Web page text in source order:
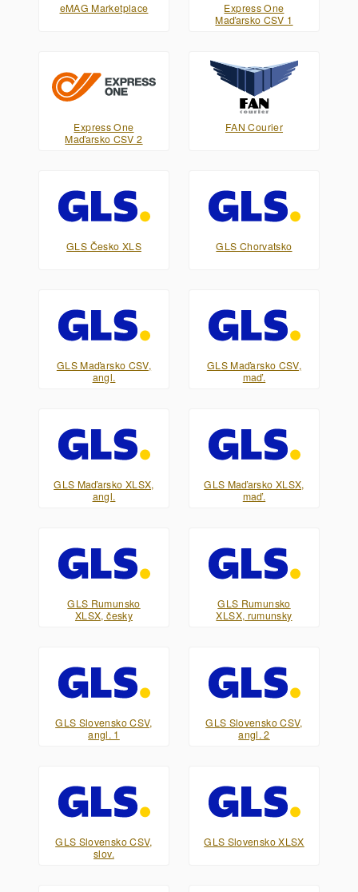
eMAG Marketplace
Express One
Maďarsko CSV 1
Express One
Maďarsko CSV 2
FAN Courier
GLS Česko XLS GLS Chorvatsko
GLS Maďarsko CSV,
angl.
GLS Maďarsko CSV,
maď.
GLS Maďarsko XLSX,
angl.
GLS Maďarsko XLSX,
maď.
GLS Rumunsko
XLSX, česky
GLS Rumunsko
XLSX, rumunsky
GLS Slovensko CSV,
angl. 1
GLS Slovensko CSV,
angl. 2
GLS Slovensko CSV,
slov.
GLS Slovensko XLSX